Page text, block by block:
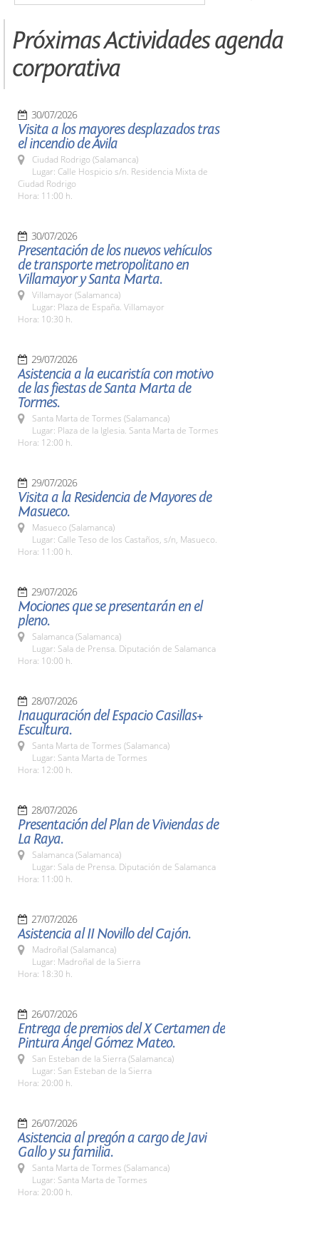
Próximas Actividades agenda
corporativa
30/07/2026
Visita a los mayores desplazados tras
el incendio de Ávila
Ciudad Rodrigo (Salamanca)
Lugar: Calle Hospicio s/n. Residencia Mixta de
Ciudad Rodrigo
Hora: 11:00 h.
30/07/2026
Presentación de los nuevos vehículos
de transporte metropolitano en
Villamayor y Santa Marta.
Villamayor (Salamanca)
Lugar: Plaza de España. Villamayor
Hora: 10:30 h.
29/07/2026
Asistencia a la eucaristía con motivo
de las fiestas de Santa Marta de
Tormes.
Santa Marta de Tormes (Salamanca)
Lugar: Plaza de la Iglesia. Santa Marta de Tormes
Hora: 12:00 h.
29/07/2026
Visita a la Residencia de Mayores de
Masueco.
Masueco (Salamanca)
Lugar: Calle Teso de los Castaños, s/n, Masueco.
Hora: 11:00 h.
29/07/2026
Mociones que se presentarán en el
pleno.
Salamanca (Salamanca)
Lugar: Sala de Prensa. Diputación de Salamanca
Hora: 10:00 h.
28/07/2026
Inauguración del Espacio Casillas+
Escultura.
Santa Marta de Tormes (Salamanca)
Lugar: Santa Marta de Tormes
Hora: 12:00 h.
28/07/2026
Presentación del Plan de Viviendas de
La Raya.
Salamanca (Salamanca)
Lugar: Sala de Prensa. Diputación de Salamanca
Hora: 11:00 h.
27/07/2026
Asistencia al II Novillo del Cajón.
Madroñal (Salamanca)
Lugar: Madroñal de la Sierra
Hora: 18:30 h.
26/07/2026
Entrega de premios del X Certamen de
Pintura Ángel Gómez Mateo.
San Esteban de la Sierra (Salamanca)
Lugar: San Esteban de la Sierra
Hora: 20:00 h.
26/07/2026
Asistencia al pregón a cargo de Javi
Gallo y su familia.
Santa Marta de Tormes (Salamanca)
Lugar: Santa Marta de Tormes
Hora: 20:00 h.